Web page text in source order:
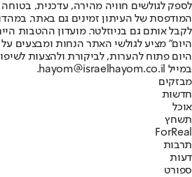
לספק לגולשים חוויה מהירה, עדכנית,
המודפסת של העיתון זמינים גם באתר,
לקבל אותם גם בניוזלטר. מועדון ההטבות
היום" מציע לגולשי האתר הנחות ומבצעים
היום פתוח להערות, לביקורת ולהצעות
במייל hayom@israelhayom.co.il.
מבזקים
חדשות
אוכל
תשחץ
ForReal
תרבות
דעות
ספורט